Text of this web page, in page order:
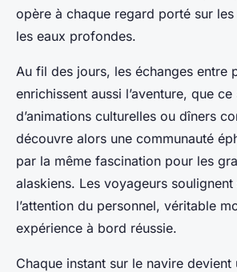
opère à chaque regard porté sur
les eaux profondes.
Au fil des jours, les échanges entre
enrichissent aussi l’aventure, que
d’animations culturelles ou dîners
découvre alors une communauté
par la même fascination pour les
alaskiens. Les voyageurs soulignent
l’attention du personnel, véritable
expérience à bord réussie.
Chaque instant sur le navire devient